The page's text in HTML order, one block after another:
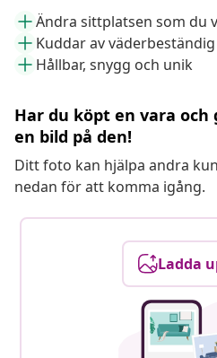
Ändra sittplatsen som du
Kuddar av
Hållbar, snygg och unik
Har du köpt en vara och
en bild på den!
Ditt foto kan hjälpa andra
nedan för att komma igång.
Ladda